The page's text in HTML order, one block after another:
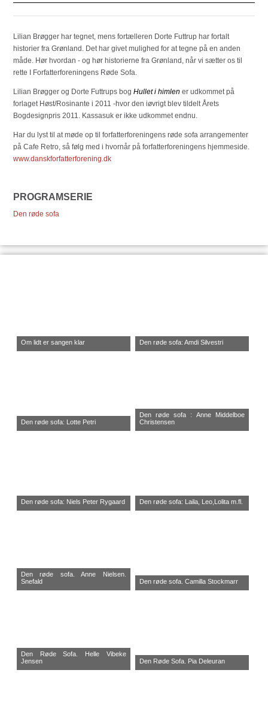
Lilian Brøgger har tegnet, mens fortælleren Dorte Futtrup har fortalt
historier fra Grønland. Det har givet mulighed for at tegne på en anden
måde. Hør hvordan - og hør historierne fra Grønland, når vi sætter os til
rette I Forfatterforeningens Røde Sofa.
Lilian Brøgger og Dorte Futtrups bog Hullet i himlen er udkommet på
forlaget Høst/Rosinante i 2011 -hvor den iøvrigt blev tildelt Årets
Bogdesignpris 2011. Kassasuk er ikke udkommet endnu.
Har du lyst til at møde op til forfatterforeningens røde sofa arrangementer
på Cafe Retro, så følg med i hvornår på forfatterforeningens hjemmeside.
www.danskforfatterforening.dk
PROGRAMSERIE
Den røde sofa
Om lidt er sangen klar Den røde sofa: Amdi Silvestri
Den røde sofa: Lotte Petri
Den røde sofa : Anne Middelboe
Christensen
Den røde sofa: Niels Peter Rygaard Den røde sofa: Laila, Leo,Lolita m.fl.
Den røde sofa. Anne Nielsen.
Snefald
Den røde sofa. Camilla Stockmarr
Den Røde Sofa. Helle Vibeke
Jensen
Den Røde Sofa. Pia Deleuran